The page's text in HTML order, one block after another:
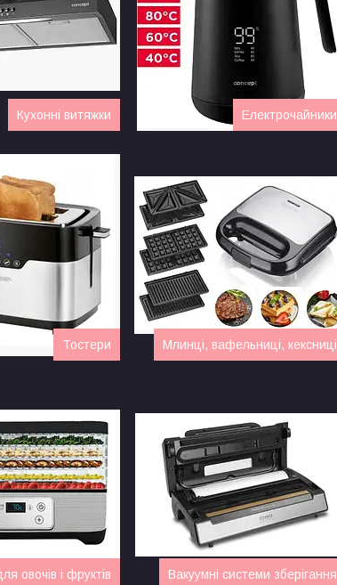
Кухонні витяжки Електрочайники
Тостери Млинці, вафельниці, кексниці
овочів і фруктів Вакуумні системи зберігання